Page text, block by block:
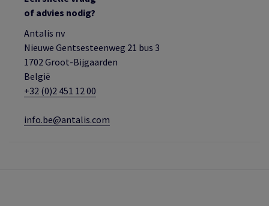
of advies nodig?
Antalis nv
Nieuwe Gentsesteenweg 21 bus 3
1702 Groot-Bijgaarden
België
+32 (0)2 451 12 00
info.be@antalis.com